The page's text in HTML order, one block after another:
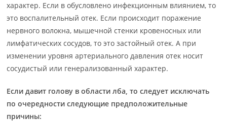
характер. Если в обусловлено инфекционным влиянием, то
это воспалительный отек. Если происходит поражение
нервного волокна, мышечной стенки кровеносных или
лимфатических сосудов, то это застойный отек. А при
изменении уровня артериального давления отек носит
сосудистый или генерализованный характер.
Если давит голову в области лба, то следует исключать
по очередности следующие предположительные
причины: